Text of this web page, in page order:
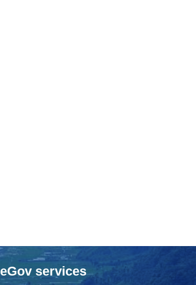
eGov services